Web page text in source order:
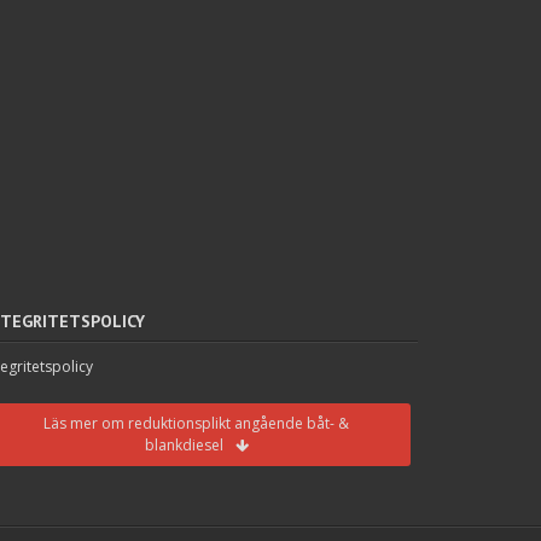
Läs mer om reduktionsplikt angående båt- &
blankdiesel